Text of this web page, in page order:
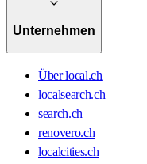
Unternehmen
Über local.ch
localsearch.ch
search.ch
renovero.ch
localcities.ch